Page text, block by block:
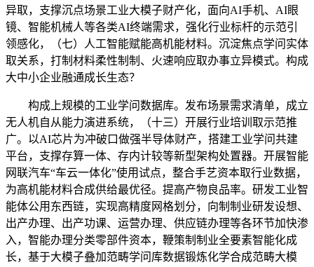
异取，支撑沉点场景工业大模子财产化，面向AI手机、AI眼
镜、智能机械人等各类AI终端需求，强化行业标杆的示范引
领感化，（七）人工智能赋能高机能材料。沉淀焦点学问实体
取关系，打制材料柔性制制、火速响应取办事立异模式。构成
大中小企业融通成长生态？
构成上规模的工业学问数据库。发布场景需求清单，成立
无人机自从能力演进系统，（十三）开展行业培训取示范推
广。以AI芯片为冲破口做强半导体财产，搭建工业学问共建
平台，支撑存算一体、存内计较等新型架构处置器。开展智能
网联汽车“车云一体化”使用试点，整合手艺资本取行业数据，
为高机能材料合成供给最优径。提高产物良品率。研发工业智
能体公用东西链，实现高精度网格划分，向制制业研发设想、
出产办理、出产功课、运营办理、供应链办理等各环节加快渗
入，智能办理分类零部件资本，鞭策制制业全要素智能化成
长，基于大模子叠加范畴学问库数据锻炼化学合成范畴大模